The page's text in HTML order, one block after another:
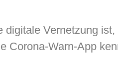
Vernetzung
Corona-Warn-App